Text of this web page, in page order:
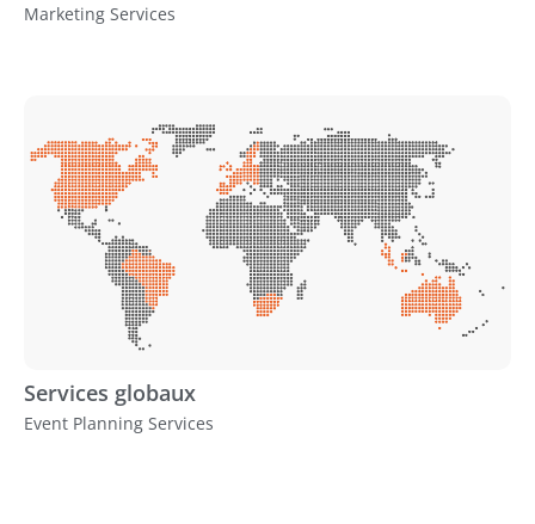
Marketing Services
Services globaux
Event Planning Services